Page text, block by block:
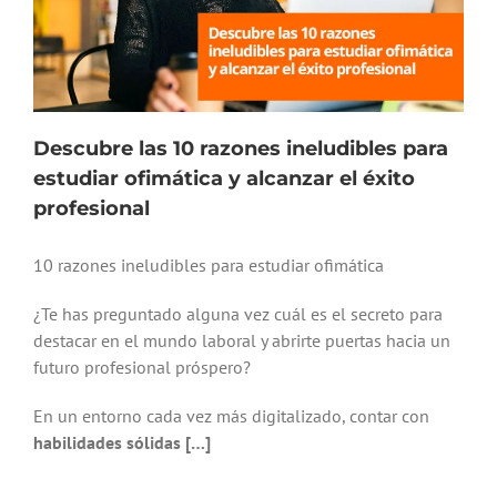
Descubre las 10 razones ineludibles para
estudiar ofimática y alcanzar el éxito
profesional
10 razones ineludibles para estudiar ofimática
¿Te has preguntado alguna vez cuál es el secreto para
destacar en el mundo laboral y abrirte puertas hacia un
futuro profesional próspero?
En un entorno cada vez más digitalizado, contar con
habilidades sólidas […]